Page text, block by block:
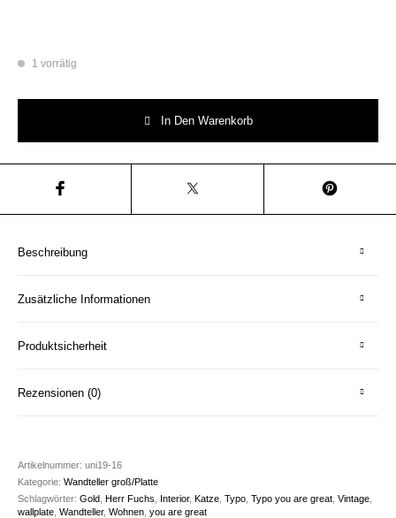
1 vorrätig
In Den Warenkorb
Beschreibung
Zusätzliche Informationen
Produktsicherheit
Rezensionen (0)
Artikelnummer:uni19-16
Kategorie:Wandteller groß/Platte
Schlagwörter:Gold ,Herr Fuchs Interior,Katze ,Typo ,Typo you are great ,Vintage
wallplate ,Wandteller,Wohnen ,you are great